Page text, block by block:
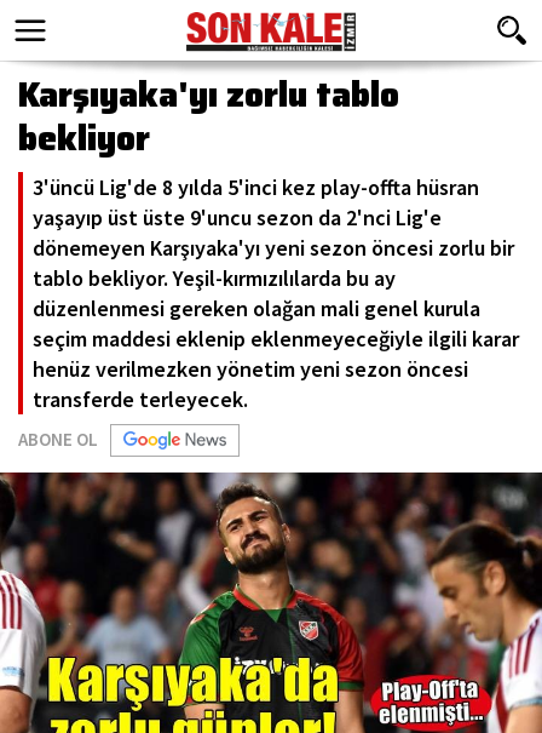
Karşıyaka'yı zorlu tablo
bekliyor
3'üncü Lig'de 8 yılda 5'inci kez play-offta hüsran
yaşayıp üst üste 9'uncu sezon da 2'nci Lig'e
dönemeyen Karşıyaka'yı yeni sezon öncesi zorlu bir
tablo bekliyor. Yeşil-kırmızılılarda bu ay
düzenlenmesi gereken olağan mali genel kurula
seçim maddesi eklenip eklenmeyeceğiyle ilgili karar
henüz verilmezken yönetim yeni sezon öncesi
transferde terleyecek.
ABONE OL